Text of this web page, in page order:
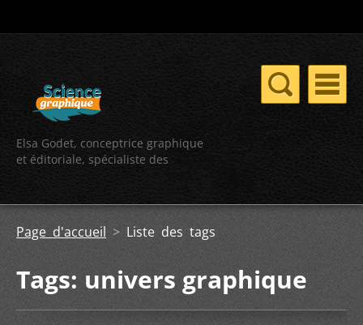
Elsa Godet, conceptrice graphique
et éditoriale, spécialiste des
Page d'accueil > Liste des tags
Tags: univers graphique